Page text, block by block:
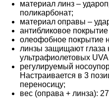
материал линз –
поликарбонат;
материал оправы –
антибликовое
олеофобное покрытие
линзы защищают глаза
ультрафиолетовых
регулируемый
Настраивается в 3
переносицу;
вес (оправа + линза):